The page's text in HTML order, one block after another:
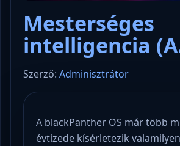
Mesterséges
intelligencia
Szerző: Adminisztrátor
A blackPanther OS már több
évtizede kísérletezik